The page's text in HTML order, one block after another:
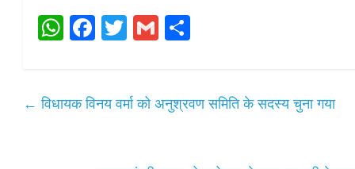
W
A
Fa
ok
T
r
G
← विधायक विनय वर्मा को अनुश्रवण समिति के सदस्य चुना गया